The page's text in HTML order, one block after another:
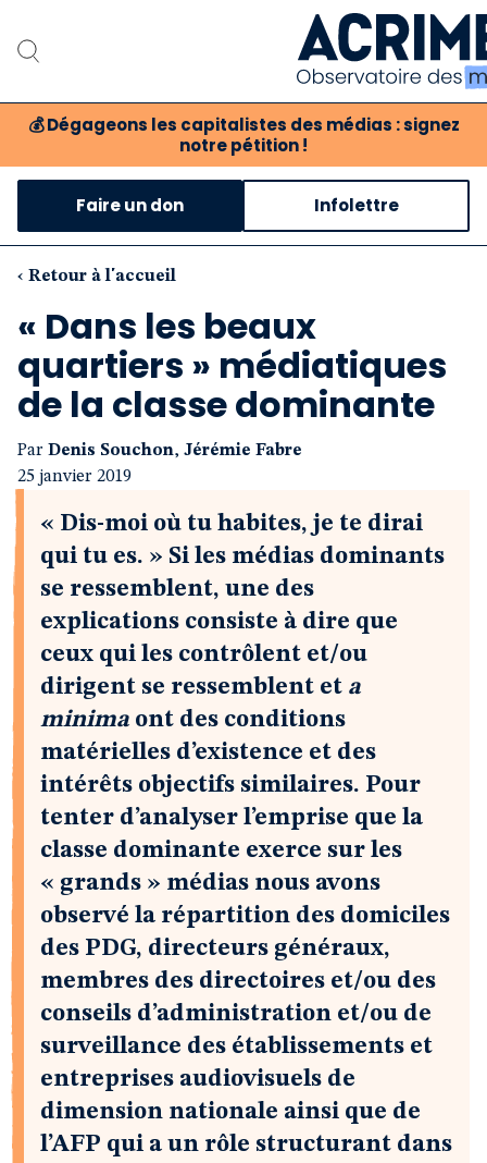
💰 Dégageons les capitalistes des médias : signez
notre pétition !
Notre critique des
Boutique
Faire un don Infolettre
‹ Retour à l'accueil
« Dans les beaux
quartiers » médiatiques
de la classe dominante
Par Denis Souchon, Jérémie Fabre
25 janvier 2019
« Dis-moi où tu habites, je te dirai
qui tu es. » Si les médias dominants
se ressemblent, une des
explications consiste à dire que
ceux qui les contrôlent et/ou
dirigent se ressemblent et a
minima ont des conditions
matérielles d’existence et des
intérêts objectifs similaires. Pour
tenter d’analyser l’emprise que la
classe dominante exerce sur les
« grands » médias nous avons
observé la répartition des domiciles
des PDG, directeurs généraux,
membres des directoires et/ou des
conseils d’administration et/ou de
surveillance des établissements et
entreprises audiovisuels de
dimension nationale ainsi que de
l’AFP qui a un rôle structurant dans